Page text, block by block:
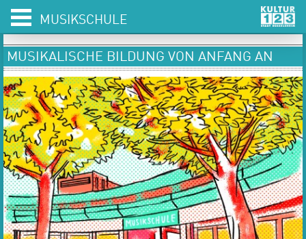
MUSIKSCHULE
MUSIKALISCHE BILDUNG VON ANFANG AN